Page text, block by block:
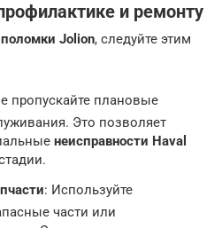
и ремонту
поломки Jolion, следуйте этим
пропускайте плановые
Это позволяет
неисправности Haval
: Используйте
части или